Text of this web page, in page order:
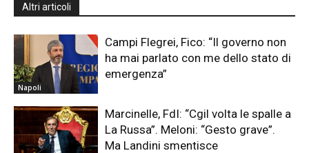
Altri articoli
Napoli
Campi Flegrei, Fico: “Il governo non
ha mai parlato con me dello stato di
emergenza”
Marcinelle, FdI: “Cgil volta le spalle a
La Russa”. Meloni: “Gesto grave”.
Ma Landini smentisce